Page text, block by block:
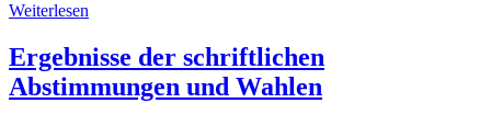
Weiterlesen
Ergebnisse der schriftlichen
Abstimmungen und Wahlen